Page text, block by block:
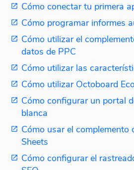
Cómo conectar tu primera
Cómo programar informes
Cómo utilizar el
datos de PPC
Cómo utilizar las
Cómo utilizar Octoboard
Cómo configurar un portal
blanca
Cómo usar el complemento
Sheets
Cómo configurar el